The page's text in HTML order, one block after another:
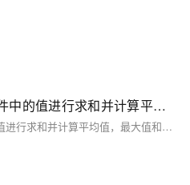
Shell 脚本循环遍历日志文件中的值进行求和并计算平均值，最大值和最小值
Shell 脚本循环遍历日志文件中的值进行求和并计算平均值，最大值和最小值